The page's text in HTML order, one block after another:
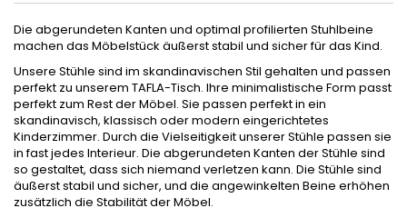
Die abgerundeten Kanten und optimal profilierten Stuhlbeine
machen das Möbelstück äußerst stabil und sicher für das Kind.
Unsere Stühle sind im skandinavischen Stil gehalten und passen
perfekt zu unserem TAFLA-Tisch. Ihre minimalistische Form passt
perfekt zum Rest der Möbel. Sie passen perfekt in ein
skandinavisch, klassisch oder modern eingerichtetes
Kinderzimmer. Durch die Vielseitigkeit unserer Stühle passen sie
in fast jedes Interieur. Die abgerundeten Kanten der Stühle sind
so gestaltet, dass sich niemand verletzen kann. Die Stühle sind
äußerst stabil und sicher, und die angewinkelten Beine erhöhen
zusätzlich die Stabilität der Möbel.